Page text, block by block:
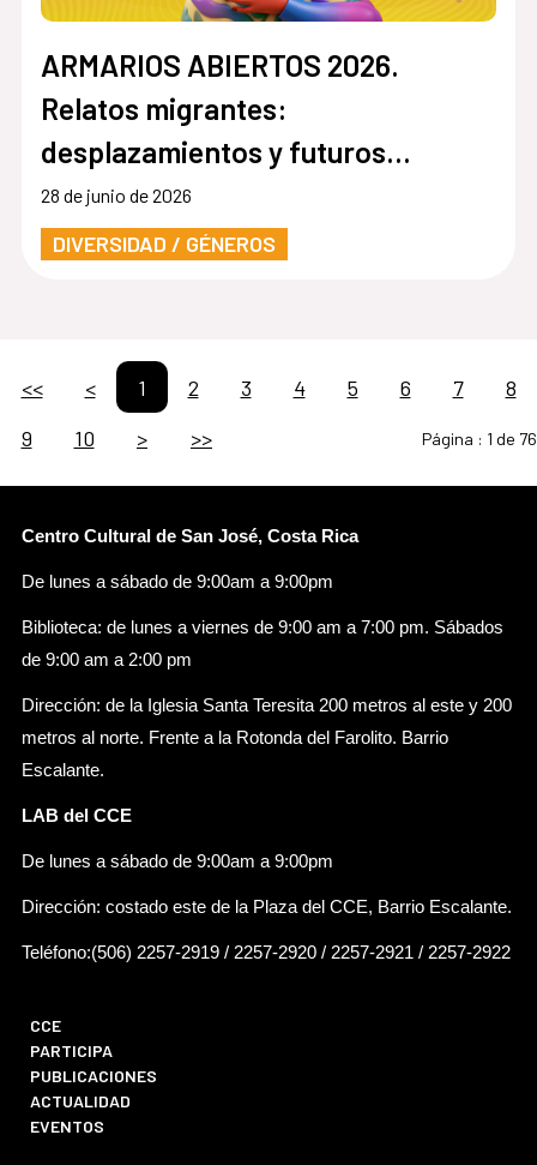
ARMARIOS ABIERTOS 2026.
Relatos migrantes:
desplazamientos y futuros
LGTBIQ+
28 de junio de 2026
DIVERSIDAD / GÉNEROS
<< < 1 2 3 4 5 6 7
8
9
10 > >> Página : 1 de 76
Centro Cultural de San José, Costa Rica
De lunes a sábado de 9:00am a 9:00pm
Biblioteca: de lunes a viernes de 9:00 am a 7:00 pm. Sábados
de 9:00 am a 2:00 pm
Dirección: de la Iglesia Santa Teresita 200 metros al este y 200
metros al norte. Frente a la Rotonda del Farolito. Barrio
Escalante.
LAB del CCE
De lunes a sábado de 9:00am a 9:00pm
Dirección: costado este de la Plaza del CCE, Barrio Escalante.
Teléfono:(506) 2257-2919 / 2257-2920 / 2257-2921 / 2257-2922
CCE
PARTICIPA
PUBLICACIONES
ACTUALIDAD
EVENTOS